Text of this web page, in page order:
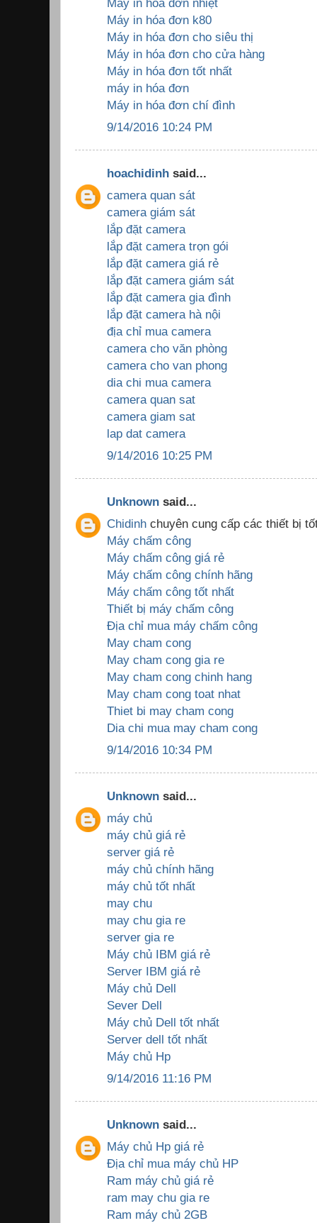
Máy in hóa đơn k80
Máy in hóa đơn cho siêu thị
Máy in hóa đơn cho cửa hàng
Máy in hóa đơn tốt nhất
máy in hóa đơn
Máy in hóa đơn chí đình
9/14/2016 10:24 PM
hoachidinh said...
camera quan sát
camera giám sát
lắp đặt camera
lắp đặt camera trọn gói
lắp đặt camera giá rẻ
lắp đặt camera giám sát
lắp đặt camera gia đình
lắp đặt camera hà nội
địa chỉ mua camera
camera cho văn phòng
camera cho van phong
dia chi mua camera
camera quan sat
camera giam sat
lap dat camera
9/14/2016 10:25 PM
Unknown said...
Chidinh chuyên cung cấp các thiết bị
Máy chấm công
Máy chấm công giá rẻ
Máy chấm công chính hãng
Máy chấm công tốt nhất
Thiết bị máy chấm công
Địa chỉ mua máy chấm công
May cham cong
May cham cong gia re
May cham cong chinh hang
May cham cong toat nhat
Thiet bi may cham cong
Dia chi mua may cham cong
9/14/2016 10:34 PM
Unknown said...
máy chủ
máy chủ giá rẻ
server giá rẻ
máy chủ chính hãng
máy chủ tốt nhất
may chu
may chu gia re
server gia re
Máy chủ IBM giá rẻ
Server IBM giá rẻ
Máy chủ Dell
Sever Dell
Máy chủ Dell tốt nhất
Server dell tốt nhất
Máy chủ Hp
9/14/2016 11:16 PM
Unknown said...
Máy chủ Hp giá rẻ
Địa chỉ mua máy chủ HP
Ram máy chủ giá rẻ
ram may chu gia re
Ram máy chủ 2GB